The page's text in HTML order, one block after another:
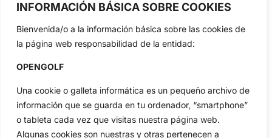
INFORMACIÓN BÁSICA SOBRE COOKIES
Bienvenida/o a la información básica sobre las cookies de
la página web responsabilidad de la entidad:
OPENGOLF
Una cookie o galleta informática es un pequeño archivo de
información que se guarda en tu ordenador, “smartphone”
o tableta cada vez que visitas nuestra página web.
Algunas cookies son nuestras y otras pertenecen a
profesional y amateur, resultados en directo, vídeos, noticias,
Tour...
Categorias
Inicio
Amateurs
Circuitos
Especiales
Reglas
Vídeos
De Interés